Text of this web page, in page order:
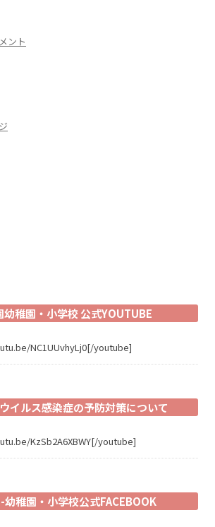
ント
幼稚園・小学校 公式YOUTUBE
NC1UUvhyLj0[/youtube]
イルス感染症の予防対策について
KzSb2A6XBWY[/youtube]
幼稚園・小学校公式FACEBOOK